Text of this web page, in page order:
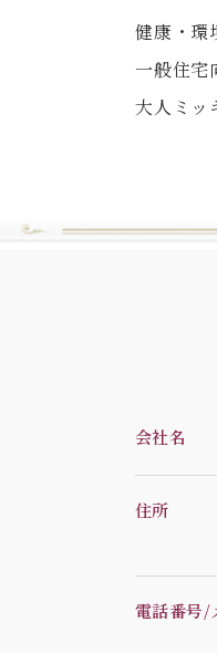
健康・環
一般住宅
大人ミッ
会社名
住所
電話番号/